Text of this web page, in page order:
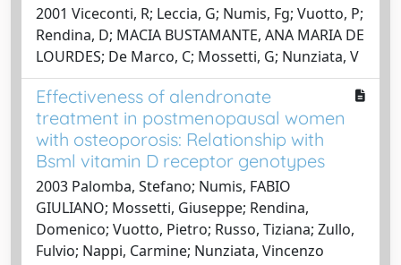
2001 Viceconti, R; Leccia, G; Numis, Fg; Vuotto, P;
Rendina, D; MACIA BUSTAMANTE, ANA MARIA DE
LOURDES; De Marco, C; Mossetti, G; Nunziata, V
Effectiveness of alendronate
treatment in postmenopausal women
with osteoporosis: Relationship with
Bsml vitamin D receptor genotypes
2003 Palomba, Stefano; Numis, FABIO
GIULIANO; Mossetti, Giuseppe; Rendina,
Domenico; Vuotto, Pietro; Russo, Tiziana; Zullo,
Fulvio; Nappi, Carmine; Nunziata, Vincenzo